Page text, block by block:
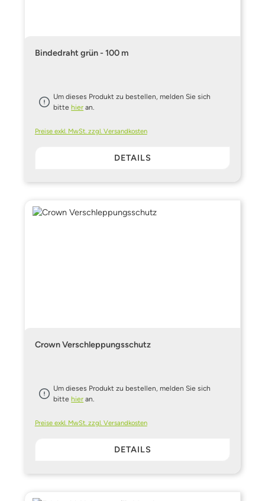
Bindedraht grün - 100 m
Um dieses Produkt zu bestellen, melden Sie sich
bittehier an.
Preise exkl. MwSt. zzgl. Versandkosten
DETAILS
Crown Verschleppungsschutz
Um dieses Produkt zu bestellen, melden Sie sich
bittehier an.
Preise exkl. MwSt. zzgl. Versandkosten
DETAILS